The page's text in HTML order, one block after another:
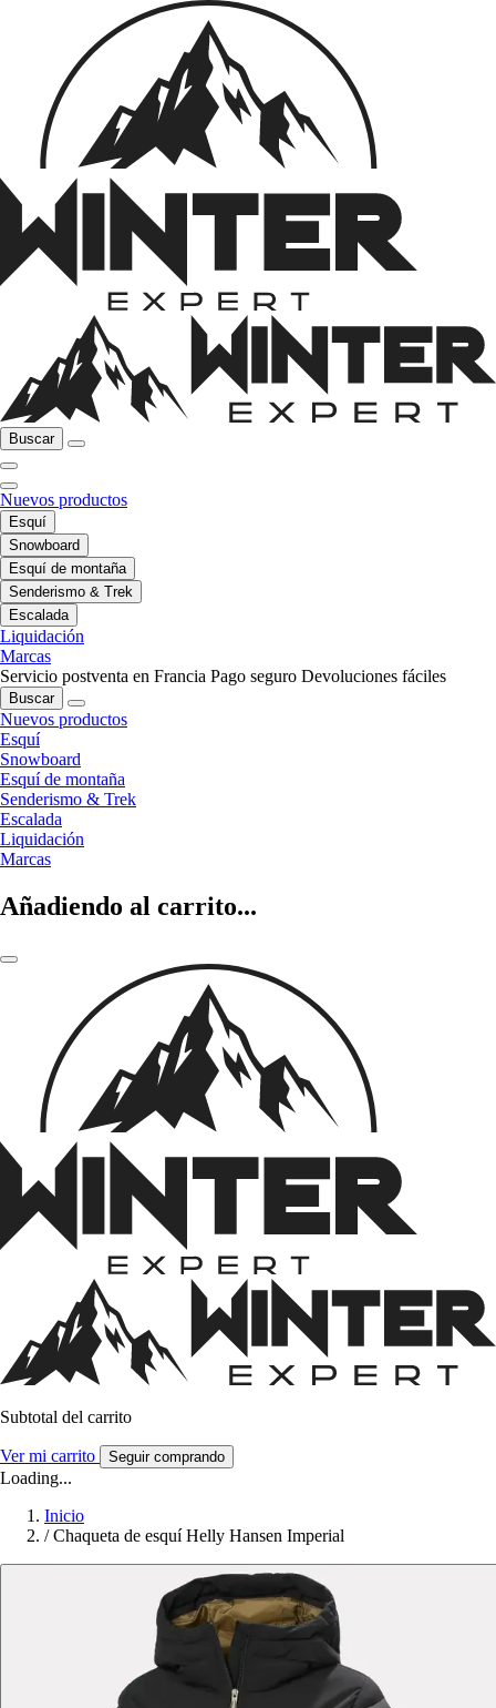
Buscar
Nuevos productos
Esquí
Snowboard
Esquí de montaña
Senderismo & Trek
Escalada
Liquidación
Marcas
Servicio postventa en Francia Pago seguro Devoluciones fáciles
Buscar
Nuevos productos
Esquí
Snowboard
Esquí de montaña
Senderismo & Trek
Escalada
Liquidación
Marcas
Añadiendo al carrito...
Subtotal del carrito
Ver mi carrito Seguir comprando
Loading...
Inicio
/ Chaqueta de esquí Helly Hansen Imperial